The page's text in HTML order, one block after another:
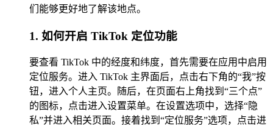
们能够更好地了解该地点。
1. 如何开启 TikTok 定位功能
要查看 TikTok 中的经度和纬度，首先需要在应用中启用
定位服务。进入 TikTok 主界面后，点击右下角的“我”按
钮，进入个人主页。随后，在页面右上角找到“三个点”
的图标，点击进入设置菜单。在设置选项中，选择“隐
私”并进入相关页面。接着找到“定位服务”选项，点击进